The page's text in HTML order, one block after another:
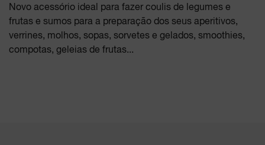
Novo acessório ideal para fazer coulis de legumes e
frutas e sumos para a preparação dos seus aperitivos,
verrines, molhos, sopas, sorvetes e gelados, smoothies,
compotas, geleias de frutas...